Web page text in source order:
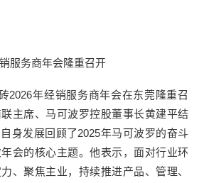
服务商年会隆重召开
2026年经销服务商年会在东莞隆重召
主席、马可波罗控股董事长黄建平结
身发展回顾了2025年马可波罗的奋斗
会的核心主题。他表示，面对行业环
、聚焦主业，持续推进产品、管理、